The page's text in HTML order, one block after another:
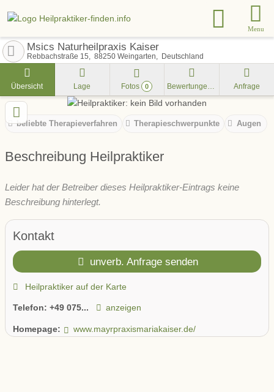
Menu
Msics Naturheilpraxis Kaiser
Rebbachstraße 15 88250 Weingarten Deutschland
Übersicht Lage Fotos 0 Bewertungen Anfrage
beliebte Therapieverfahren Therapieschwerpunkte Augen
Beschreibung Heilpraktiker
Leider hat der Betreiber dieses Heilpraktiker-Eintrags keine
Beschreibung hinterlegt.
Kontakt
unverb. Anfrage senden
Heilpraktiker auf der Karte
Telefon: +49 075... anzeigen
Homepage: www.mayrpraxismariakaiser.de/